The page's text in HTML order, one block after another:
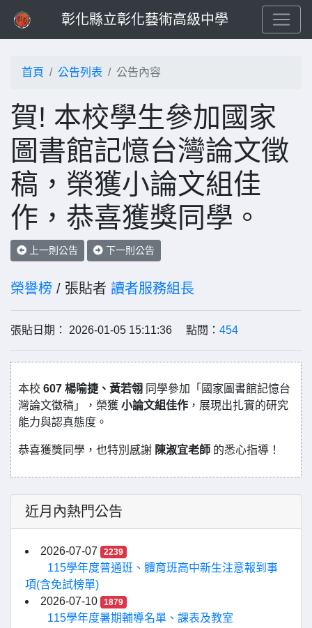
彰化縣立彰化藝術高級中學
首頁 公告列表 公告內容
賀! 本校學生參加國家
圖書館記憶台灣論文徵
稿，榮獲小論文組佳
作，恭喜獲獎同學。
上一則公告 下一則公告
榮譽榜 / 張貼者 讀者服務組長
張貼日期： 2026-01-05 15:11:36 點閱： 454
本校 607 楊喻捷、黃若翎 同學參加「國家圖書館記憶台
灣論文徵稿」，榮獲 小論文組佳作 ，展現出扎實的研究
能力與認真態度。
恭喜獲獎同學，也特別感謝 陳淑宜老師 的悉心指導！
近月內熱門公告
2026-07-07 2239
115學年度普通班、體育班高中新生注意報到事
項(含免試榜單)
2026-07-10
1879
115學年度暑期輔導名單、課表及教室